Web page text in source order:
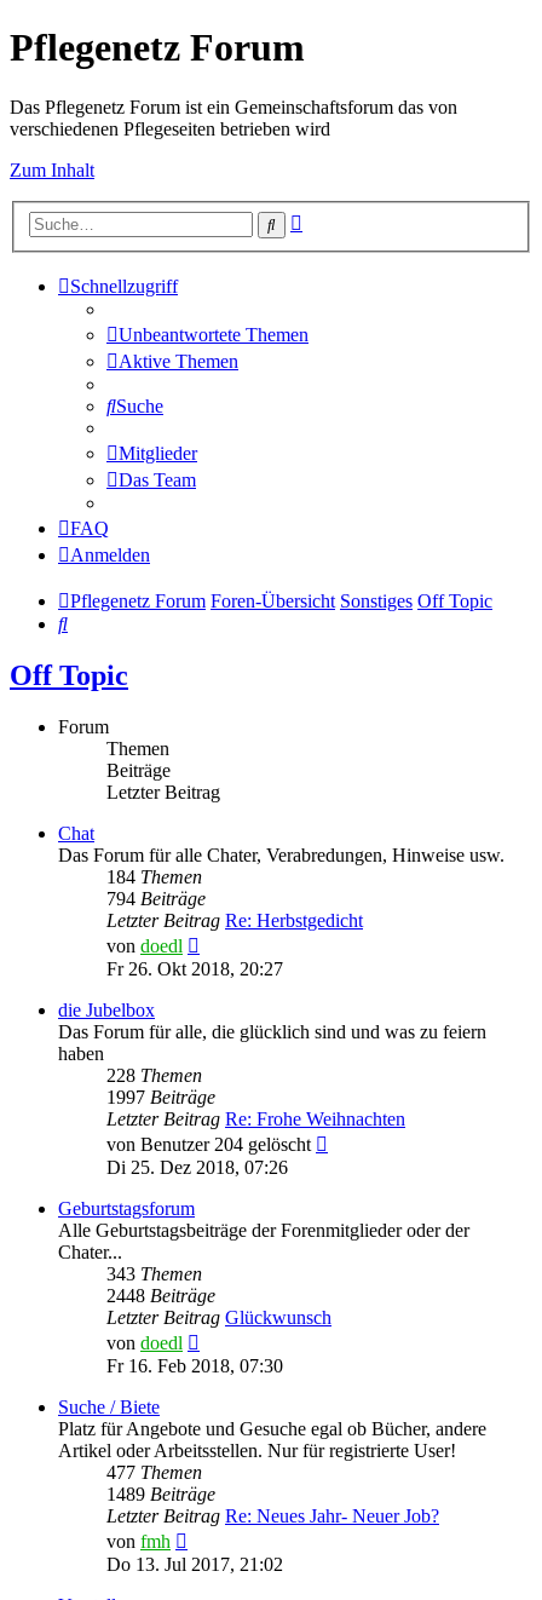
Pflegenetz Forum
Das Pflegenetz Forum ist ein Gemeinschaftsforum das von
verschiedenen Pflegeseiten betrieben wird
Zum Inhalt
Suche
Schnellzugriff
Unbeantwortete Themen
Aktive Themen
Suche
Mitglieder
Das Team
FAQ
Anmelden
Pflegenetz Forum Foren-Übersicht Sonstiges Off Topic
Suche
Off Topic
Forum
Themen
Beiträge
Letzter Beitrag
Chat
Das Forum für alle Chater, Verabredungen, Hinweise usw.
184 Themen
794 Beiträge
Letzter Beitrag Re: Herbstgedicht
von doedl
Beitrag
Fr 26. Okt 2018, 20:27
die Jubelbox
Das Forum für alle, die glücklich sind und was zu feiern
haben
228 Themen
1997 Beiträge
Letzter Beitrag Re: Frohe Weihnachten
von Benutzer 204 gelöscht
Di 25. Dez 2018, 07:26
Geburtstagsforum
Alle Geburtstagsbeiträge der Forenmitglieder oder der
Chater...
343 Themen
2448 Beiträge
Letzter Beitrag Glückwunsch
von doedl
Beitrag
Fr 16. Feb 2018, 07:30
Suche / Biete
Platz für Angebote und Gesuche egal ob Bücher, andere
Artikel oder Arbeitsstellen. Nur für registrierte User!
477 Themen
1489 Beiträge
Letzter Beitrag Re: Neues Jahr- Neuer Job?
von fmh
Beitrag
Do 13. Jul 2017, 21:02